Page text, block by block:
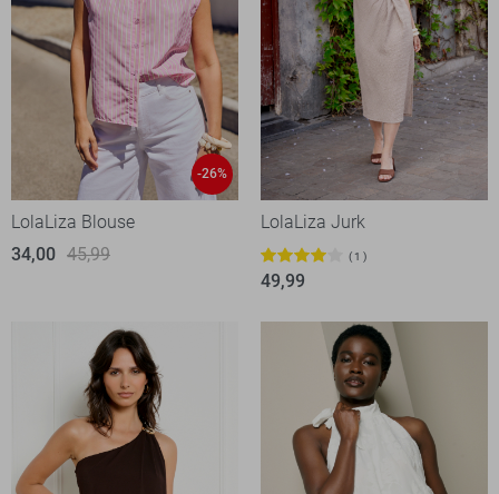
-26%
LolaLiza Blouse
34,00 45,99
LolaLiza Jurk
1
49,99